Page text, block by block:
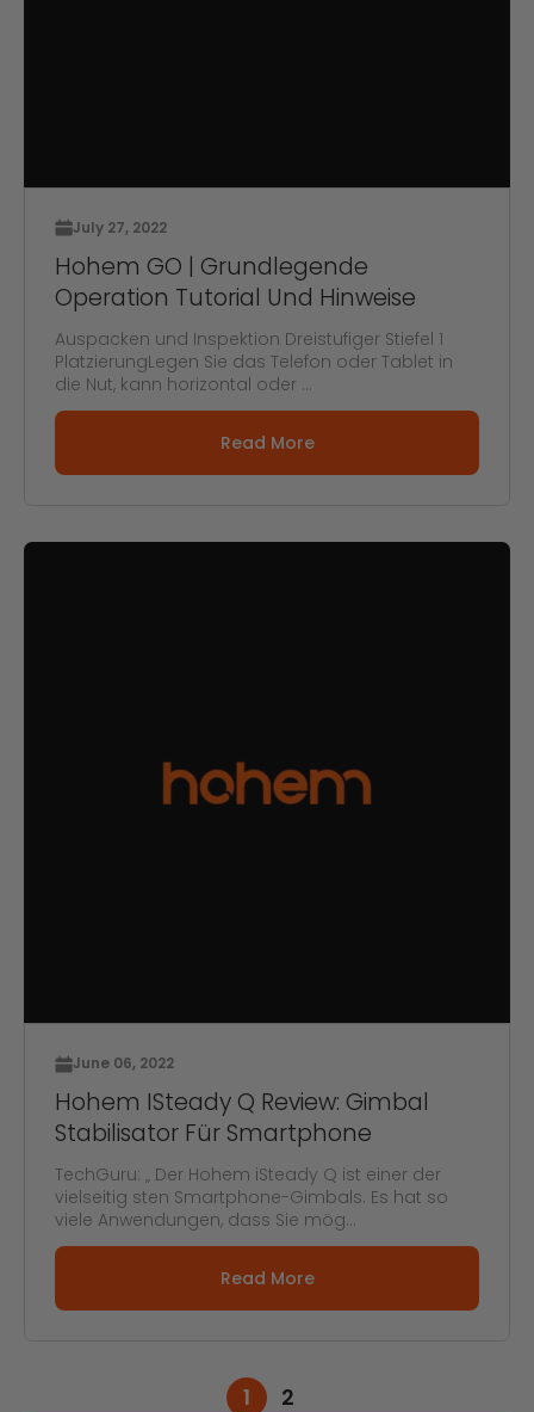
July 27, 2022
Hohem GO | Grundlegende
Operation Tutorial Und Hinweise
Auspacken und Inspektion Dreistufiger Stiefel 1
PlatzierungLegen Sie das Telefon oder Tablet in
die Nut, kann horizontal oder ...
Read More
June 06, 2022
Hohem ISteady Q Review: Gimbal
Stabilisator Für Smartphone
TechGuru: „ Der Hohem iSteady Q ist einer der
vielseitig sten Smartphone-Gimbals. Es hat so
viele Anwendungen, dass Sie mög...
Read More
1
2